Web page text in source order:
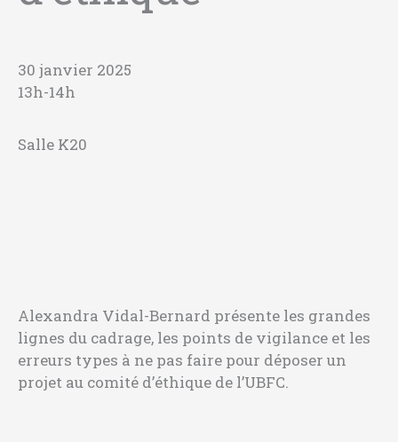
30 janvier 2025
13h-14h
Salle K20
Alexandra Vidal-Bernard présente les grandes
lignes du cadrage, les points de vigilance et les
erreurs types à ne pas faire pour déposer un
projet au comité d’éthique de l’UBFC.